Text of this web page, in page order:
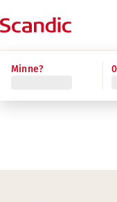
Minne?